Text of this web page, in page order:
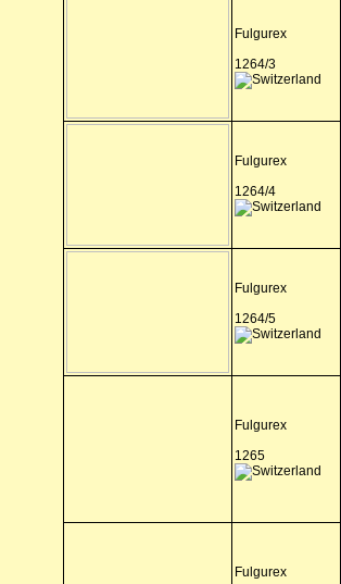
Fulgurex
1264/3
Fulgurex
1264/4
Fulgurex
1264/5
Fulgurex
1265
Fulgurex